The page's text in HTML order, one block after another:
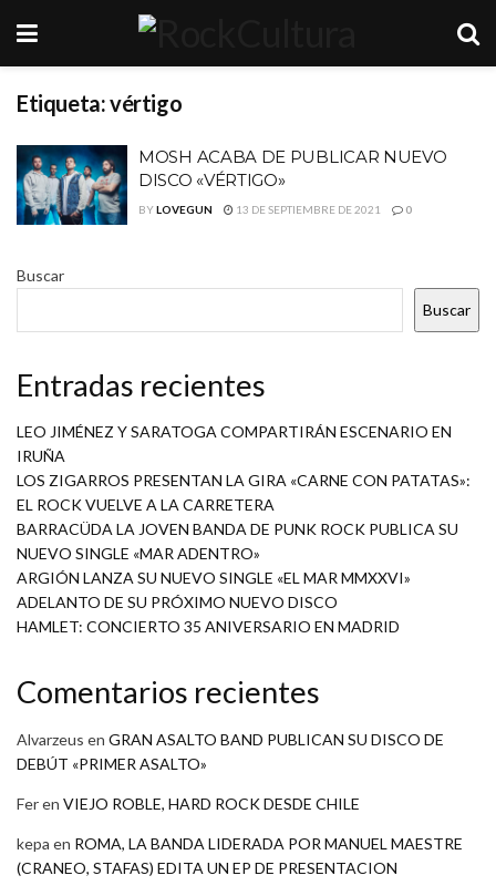
Etiqueta:vértigo
MOSH ACABA DE PUBLICAR NUEVO
DISCO «VÉRTIGO»
BYLOVEGUN 13 DE SEPTIEMBRE DE 2021 0
Buscar
Buscar
Entradas recientes
LEO JIMÉNEZ Y SARATOGA COMPARTIRÁN ESCENARIO EN
IRUÑA
LOS ZIGARROS PRESENTAN LA GIRA «CARNE CON PATATAS»:
EL ROCK VUELVE A LA CARRETERA
BARRACÜDA LA JOVEN BANDA DE PUNK ROCK PUBLICA SU
NUEVO SINGLE «MAR ADENTRO»
ARGIÓN LANZA SU NUEVO SINGLE «EL MAR MMXXVI»
ADELANTO DE SU PRÓXIMO NUEVO DISCO
HAMLET: CONCIERTO 35 ANIVERSARIO EN MADRID
Comentarios recientes
Alvarzeus en GRAN ASALTO BAND PUBLICAN SU DISCO DE
DEBÚT «PRIMER ASALTO»
Feren VIEJO ROBLE, HARD ROCK DESDE CHILE
kepa en ROMA, LA BANDA LIDERADA POR MANUEL MAESTRE
(CRANEO, STAFAS) EDITA UN EP DE PRESENTACION